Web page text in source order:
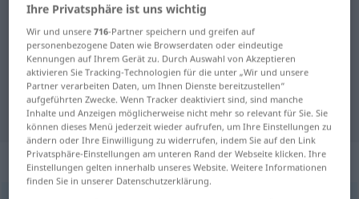
Deutsch-Slowenisch Wörterbuch
Deutsch-Slowenisch Übersetzung
für "gescheit"
"gescheit" Slowenisch Übersetzung
„gescheit“
Ihre Privatsphäre ist uns wichtig
Wir und unsere716-Partner speichern und greifen auf
personenbezogene Daten wie Browserdaten oder eindeutige
Kennungen auf Ihrem Gerät zu. Durch Auswahl von Akzeptieren
aktivieren Sie Tracking-Technologien für die unter „Wir und unsere
Partner verarbeiten Daten, um Ihnen Dienste bereitzustellen“
aufgeführten Zwecke. Wenn Tracker deaktiviert sind, sind manche
Inhalte und Anzeigen möglicherweise nicht mehr so relevant für Sie. Sie
können dieses Menü jederzeit wieder aufrufen, um Ihre Einstellungen zu
ändern oder Ihre Einwilligung zu widerrufen, indem Sie auf den Link
Privatsphäre-Einstellungen am unteren Rand der Webseite klicken. Ihre
Einstellungen gelten innerhalb unseres Website. Weitere Informationen
finden Sie in unserer Datenschutzerklärung.